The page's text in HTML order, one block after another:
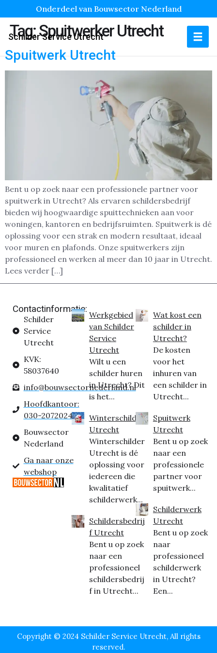
Onderdeel van Bouwsector Nederland
Schilder Service Utrecht
Tag:Spuitwerker Utrecht
Spuitwerk Utrecht
Bent u op zoek naar een professionele partner voor
spuitwerk in Utrecht? Als ervaren schildersbedrijf
bieden wij hoogwaardige spuittechnieken aan voor
woningen, kantoren en bedrijfsruimten. Spuitwerk is dé
oplossing voor een strak en modern resultaat, ideaal
voor muren en plafonds. Onze spuitwerkers zijn
professioneel en werken al meer dan 10 jaar in Utrecht.
Lees verder […]
Contactinformatie:
Schilder
Service
Utrecht
KVK:
58037640
info@bouwsectornederland.nl
Hoofdkantoor:
030-2072024
Bouwsector
Nederland
Ga naar onze
webshop
Werkgebied
van Schilder
Service
Utrecht
Wilt u een
schilder huren
in Utrecht? Dit
is het...
Winterschilder
Utrecht
Winterschilder
Utrecht is dé
oplossing voor
iedereen die
kwalitatief
schilderwerk...
Schildersbedrij
f Utrecht
Bent u op zoek
naar een
professioneel
schildersbedrij
f in Utrecht...
Wat kost een
schilder in
Utrecht?
De kosten
voor het
inhuren van
een schilder in
Utrecht...
Spuitwerk
Utrecht
Bent u op zoek
naar een
professionele
partner voor
spuitwerk...
Schilderwerk
Utrecht
Bent u op zoek
naar
professioneel
schilderwerk
in Utrecht?
Een...
Copyright © 2024 Schilder Service Utrecht, All rights
reserved.